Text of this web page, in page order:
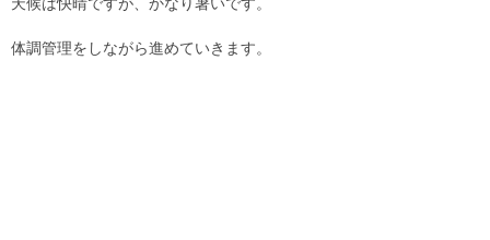
体調管理をしながら進めていきます。